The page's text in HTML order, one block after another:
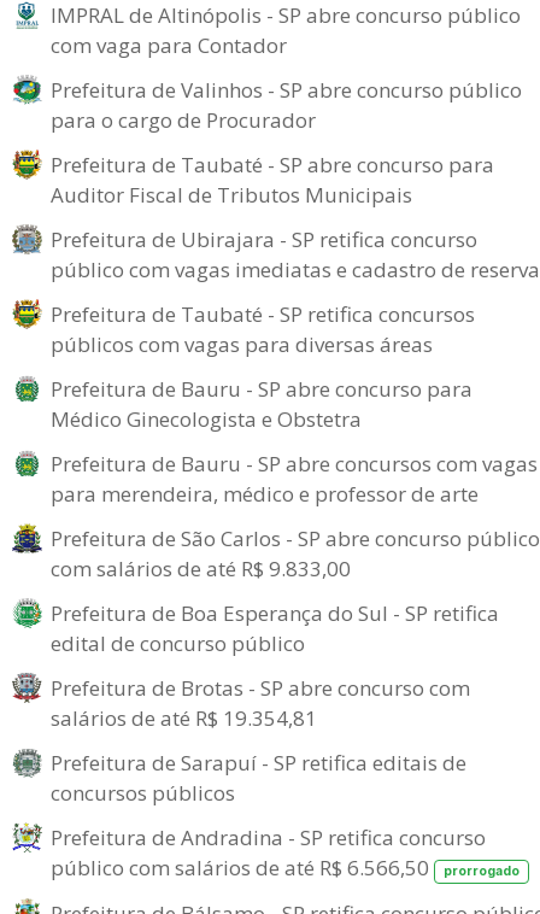
IMPRAL de Altinópolis - SP abre concurso público
com vaga para Contador
Prefeitura de Valinhos - SP abre concurso público
para o cargo de Procurador
Prefeitura de Taubaté - SP abre concurso para
Auditor Fiscal de Tributos Municipais
Prefeitura de Ubirajara - SP retifica concurso
público com vagas imediatas e cadastro de reserva
Prefeitura de Taubaté - SP retifica concursos
públicos com vagas para diversas áreas
Prefeitura de Bauru - SP abre concurso para
Médico Ginecologista e Obstetra
Prefeitura de Bauru - SP abre concursos com vagas
para merendeira, médico e professor de arte
Prefeitura de São Carlos - SP abre concurso público
com salários de até R$ 9.833,00
Prefeitura de Boa Esperança do Sul - SP retifica
edital de concurso público
Prefeitura de Brotas - SP abre concurso com
salários de até R$ 19.354,81
Prefeitura de Sarapuí - SP retifica editais de
concursos públicos
Prefeitura de Andradina - SP retifica concurso
público com salários de até R$ 6.566,50
prorrogado